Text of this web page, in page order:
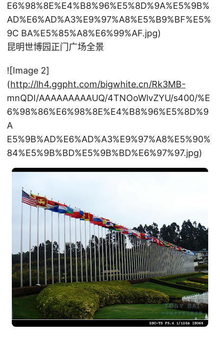
E6%98%8E%E4%B8%96%E5%8D%9A%E5%9B%
AD%E6%AD%A3%E9%97%A8%E5%B9%BF%E5%
9C BA%E5%85%A8%E6%99%AF.jpg)
昆明世博园正门广场全景
![Image 2]
(http://lh4.ggpht.com/bigwhite.cn/Rk3MB-
mnQDI/AAAAAAAAAUQ/4TNOoWlvZYU/s400/%E
6%98%86%E6%98%8E%E4%B8%96%E5%8D%9
A
E5%9B%AD%E6%AD%A3%E9%97%A8%E5%90%
84%E5%9B%BD%E5%9B%BD%E6%97%97.jpg)